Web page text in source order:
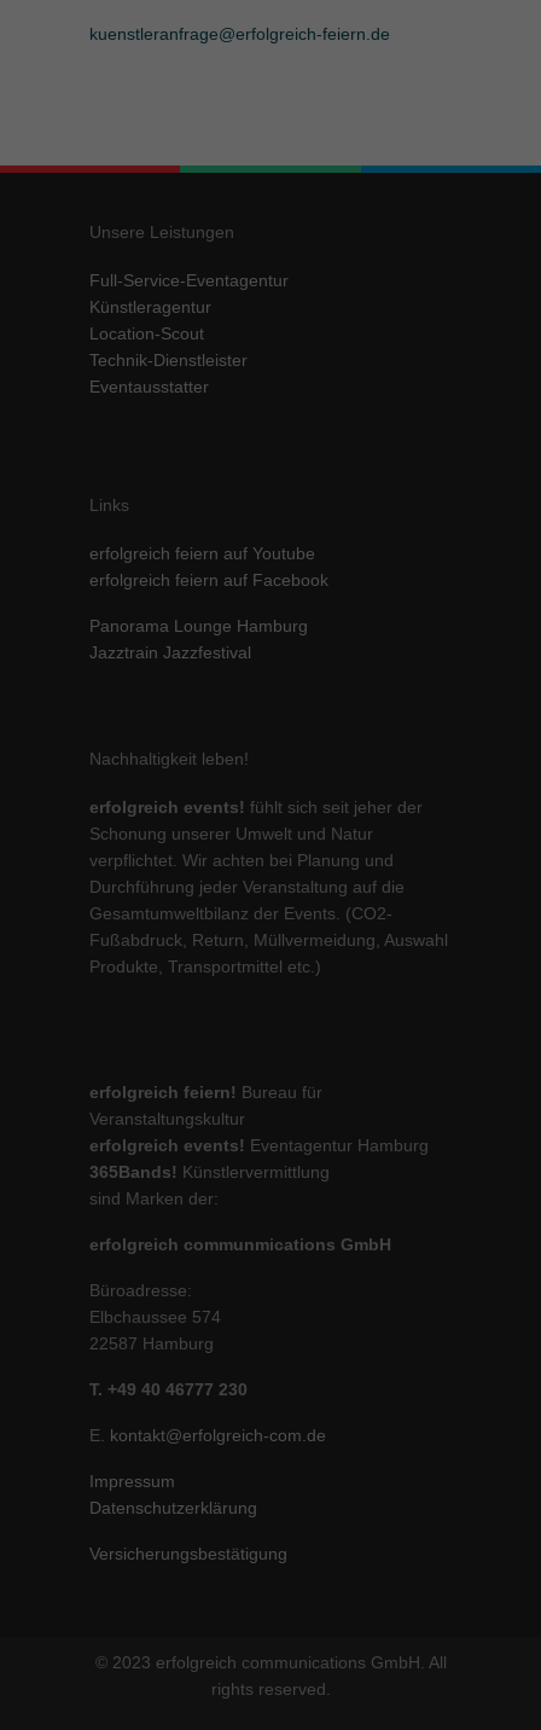
kuenstleranfrage@erfolgreich-feiern.de
Unsere Leistungen
Full-Service-Eventagentur
Künstleragentur
Location-Scout
Technik-Dienstleister
Eventausstatter
Links
erfolgreich feiern auf Youtube
erfolgreich feiern auf Facebook
Panorama Lounge Hamburg
Jazztrain Jazzfestival
Nachhaltigkeit leben!
erfolgreich events! fühlt sich seit jeher der
Schonung unserer Umwelt und Natur
verpflichtet. Wir achten bei Planung und
Durchführung jeder Veranstaltung auf die
Gesamtumweltbilanz der Events. (CO2-
Fußabdruck, Return, Müllvermeidung, Auswahl
Produkte, Transportmittel etc.)
erfolgreich feiern! Bureau für
Veranstaltungskultur
erfolgreich events! Eventagentur Hamburg
365Bands! Künstlervermittlung
sind Marken der:
erfolgreich communmications GmbH
Büroadresse:
Elbchaussee 574
22587 Hamburg
T. +49 40 46777 230
E. kontakt@erfolgreich-com.de
Impressum
Datenschutzerklärung
Versicherungsbestätigung
© 2023 erfolgreich communications GmbH. All
rights reserved.